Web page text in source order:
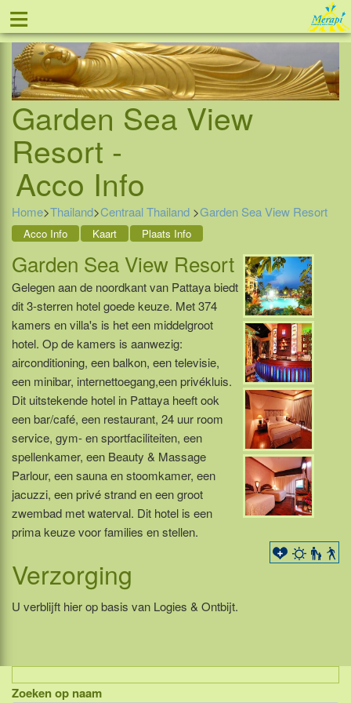
≡ Tel: 088 - 81 11 999
Garden Sea View
Resort -
Acco Info
Home>Thailand>Centraal Thailand >Garden Sea View Resort
Acco Info Kaart Plaats Info
Garden Sea View Resort
Gelegen aan de noordkant van Pattaya biedt
dit 3-sterren hotel goede keuze. Met 374
kamers en villa's is het een middelgroot
hotel. Op de kamers is aanwezig:
airconditioning, een balkon, een televisie,
een minibar, internettoegang,een privékluis.
Dit uitstekende hotel in Pattaya heeft ook
een bar/café, een restaurant, 24 uur room
service, gym- en sportfaciliteiten, een
spellenkamer, een Beauty & Massage
Parlour, een sauna en stoomkamer, een
jacuzzi, een privé strand en een groot
zwembad met waterval. Dit hotel is een
prima keuze voor families en stellen.
Verzorging
U verblijft hier op basis van Logies & Ontbijt.
Zoeken op naam